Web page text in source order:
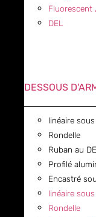
Fluorescent
DEL
DESSOUS
linéaire
Rondelle
Ruban au
Profilé
Encastré
linéaire
Rondelle